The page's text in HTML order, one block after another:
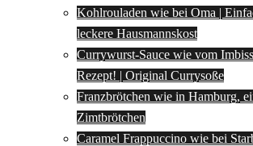
Kohlrouladen wie bei Oma |
leckere Hausmannskost
Currywurst-Sauce wie vom
Rezept! | Original Currysoße
Franzbrötchen wie in Hamburg,
Zimtbrötchen
Caramel Frappuccino wie bei